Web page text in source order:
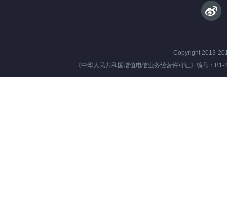
Copyright 2013-
《中华人民共和国增值电信业务经营许可证》编号：